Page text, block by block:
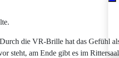
die VR-Brille hat das Gefühl
steht, am Ende gibt es im